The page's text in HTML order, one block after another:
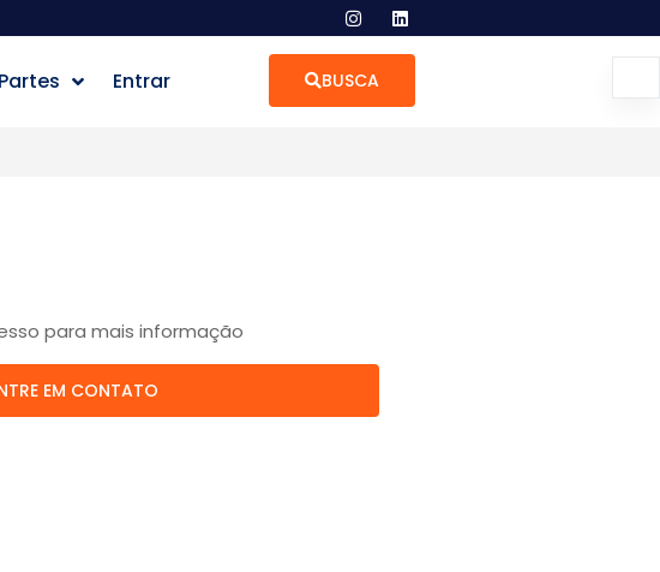
Partes Entrar BUSCA
para mais informação
EM CONTATO